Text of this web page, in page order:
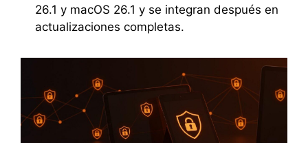
26.1 y macOS 26.1 y se integran después en
actualizaciones completas.